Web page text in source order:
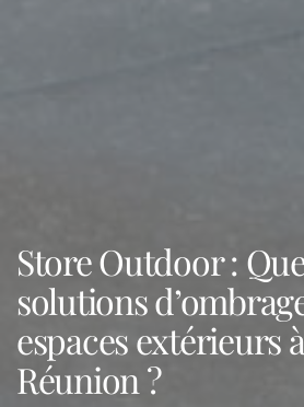
Store Outdoor :
solutions
espaces extérieurs
Réunion ?